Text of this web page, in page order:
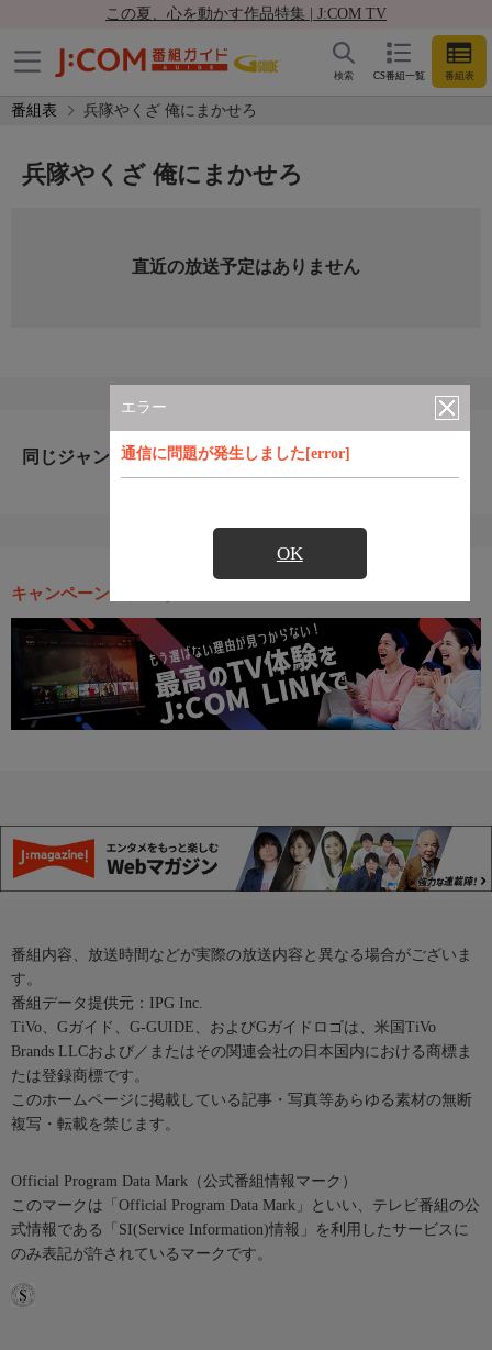
この夏、心を動かす作品特集 | J:COM TV
CS番組一覧 番組表
検索
番組表 兵隊やくざ 俺にまかせろ
エラー
通信に問題が発生しました[error]
OK
兵隊やくざ 俺にまかせろ
直近の放送予定はありません
同じジャンルのおすすめ番組
キャンペーン・お得な情報
番組内容、放送時間などが実際の放送内容と異なる場合がございま
す。
番組データ提供元：IPG Inc.
TiVo、Gガイド、G-GUIDE、およびGガイドロゴは、米国TiVo
Brands LLCおよび／またはその関連会社の日本国内における商標ま
たは登録商標です。
このホームページに掲載している記事・写真等あらゆる素材の無断
複写・転載を禁じます。
Official Program Data Mark（公式番組情報マーク）
このマークは「Official Program Data Mark」といい、テレビ番組の公
式情報である「SI(Service Information)情報」を利用したサービスに
のみ表記が許されているマークです。